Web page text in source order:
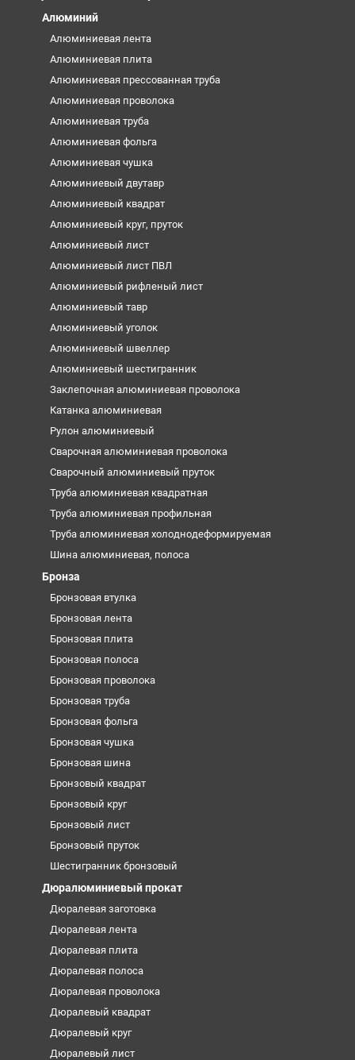
Алюминий
Алюминиевая лента
Алюминиевая плита
Алюминиевая прессованная труба
Алюминиевая проволока
Алюминиевая труба
Алюминиевая фольга
Алюминиевая чушка
Алюминиевый двутавр
Алюминиевый квадрат
Алюминиевый круг, пруток
Алюминиевый лист
Алюминиевый лист ПВЛ
Алюминиевый рифленый лист
Алюминиевый тавр
Алюминиевый уголок
Алюминиевый швеллер
Алюминиевый шестигранник
Заклепочная алюминиевая проволока
Катанка алюминиевая
Рулон алюминиевый
Сварочная алюминиевая проволока
Сварочный алюминиевый пруток
Труба алюминиевая квадратная
Труба алюминиевая профильная
Труба алюминиевая холоднодеформируемая
Шина алюминиевая, полоса
Бронза
Бронзовая втулка
Бронзовая лента
Бронзовая плита
Бронзовая полоса
Бронзовая проволока
Бронзовая труба
Бронзовая фольга
Бронзовая чушка
Бронзовая шина
Бронзовый квадрат
Бронзовый круг
Бронзовый лист
Бронзовый пруток
Шестигранник бронзовый
Дюралюминиевый прокат
Дюралевая заготовка
Дюралевая лента
Дюралевая плита
Дюралевая полоса
Дюралевая проволока
Дюралевый квадрат
Дюралевый круг
Дюралевый лист